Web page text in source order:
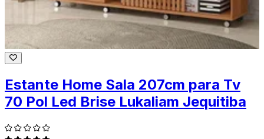
Estante Home Sala 207cm para Tv
70 Pol Led Brise Lukaliam Jequitiba